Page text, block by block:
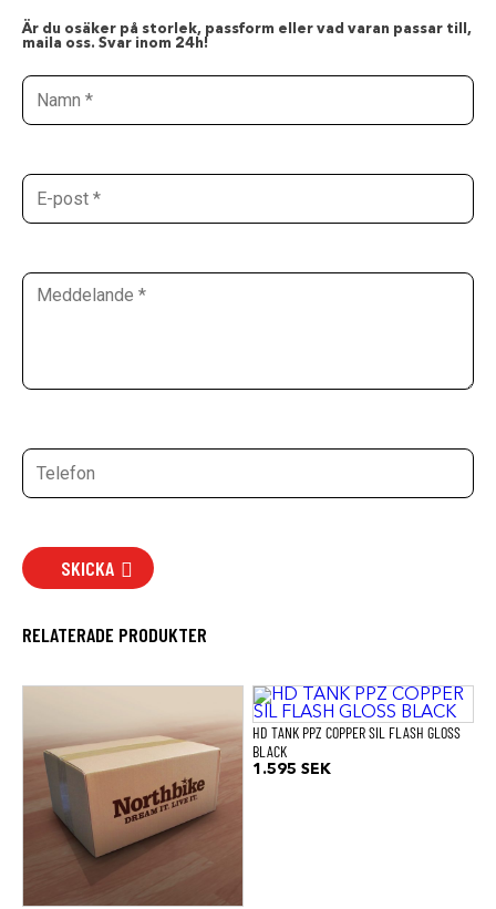
Är du osäker på storlek, passform eller vad varan passar till,
maila oss. Svar inom 24h!
SKICKA
RELATERADE PRODUKTER
HD TANK PPZ COPPER SIL FLASH GLOSS
BLACK
1.595 SEK